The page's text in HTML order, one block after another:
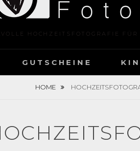
HOCHZEITSFOTOGRAFIE
GUTSCHEINE
HOME